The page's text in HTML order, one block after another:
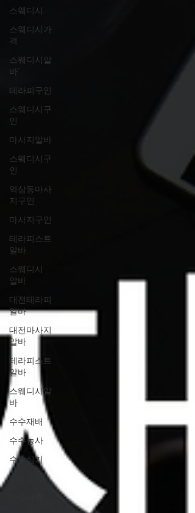
스웨디시
스웨디시가
격
스웨디시알
바'
테라피구인
스웨디시구
인
마사지알바
스웨디시구
인
역삼동마사
지구인
마사지구인
테라피스트
알바
스웨디시
알바
대전테라피
알바
대전마사지
알바
테라피스트
알바
스웨디시알
바
수수재배
수수농사
수수심기
수수수확